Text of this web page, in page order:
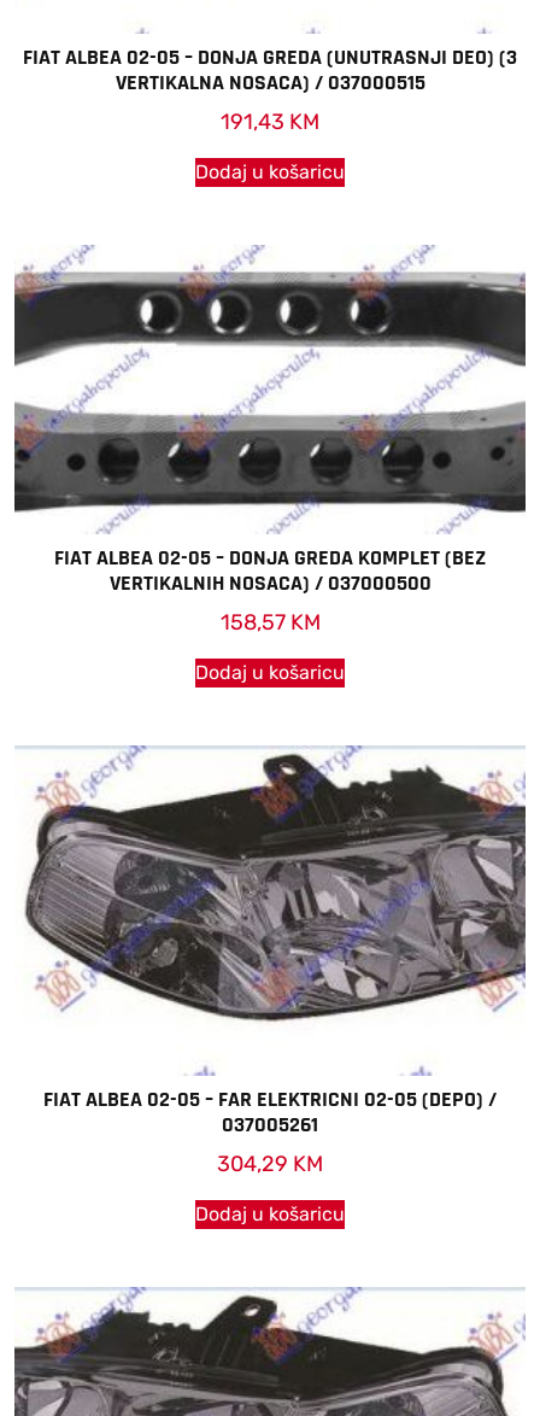
FIAT ALBEA 02-05 – DONJA GREDA (UNUTRASNJI DEO) (3
VERTIKALNA NOSACA) / 037000515
191,43 KM
Dodaj u košaricu
FIAT ALBEA 02-05 – DONJA GREDA KOMPLET (BEZ
VERTIKALNIH NOSACA) / 037000500
158,57 KM
Dodaj u košaricu
FIAT ALBEA 02-05 – FAR ELEKTRICNI 02-05 (DEPO) /
037005261
304,29 KM
Dodaj u košaricu